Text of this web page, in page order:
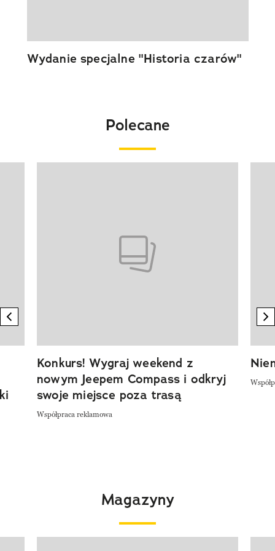
Wydanie specjalne "Historia czarów"
Polecane
previous element
Konkurs! Wygraj weekend z
nowym Jeepem Compass i odkryj
swoje miejsce poza trasą
Współpraca reklamowa
Magazyny